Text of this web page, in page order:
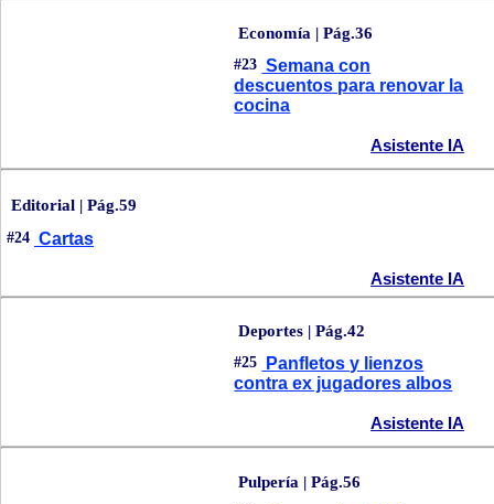
Economía | Pág.36
#23 Semana con
descuentos para renovar la
cocina
Asistente IA
Editorial | Pág.59
#24 Cartas
Asistente IA
Deportes | Pág.42
#25
Panfletos y lienzos
contra ex jugadores albos
Asistente IA
Pulpería | Pág.56